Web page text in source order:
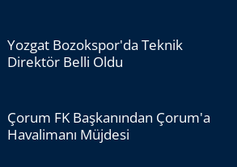
Yozgat Bozokspor'da Teknik
Direktör Belli Oldu
Çorum FK Başkanından Çorum'a
Havalimanı Müjdesi